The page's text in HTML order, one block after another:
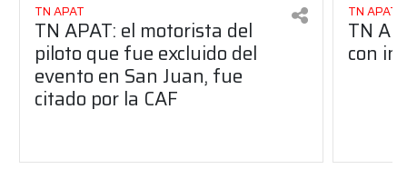
TN APAT
TN APAT: el motorista del
piloto que fue excluido del
evento en San Juan, fue
citado por la CAF
TN APAT
TN
con